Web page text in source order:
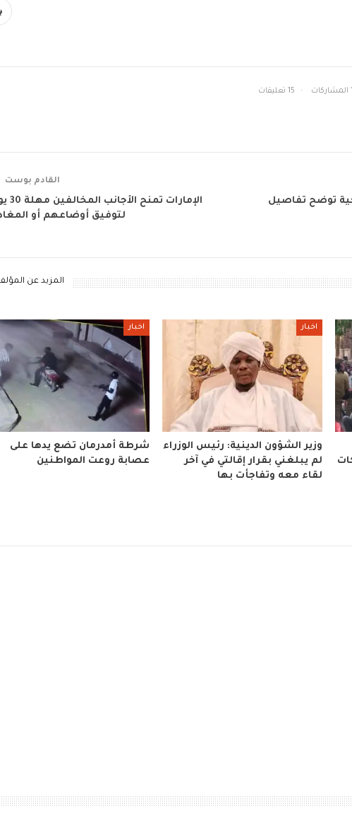
15 تعليقات
توضح تفاصيل
القادم بوست
الإمارات تمنح
لتوفيق أوضاعهم أو
المزيد عن
اخبار
وزير الشؤون الدينية: رئيس الوزراء
لم يبلغني بقرار إقالتي في آخر
لقاء معه وتفاجأت بها
اخبار
شرطة أمدرمان تضع يدها على
عصابة روعت المواطنين